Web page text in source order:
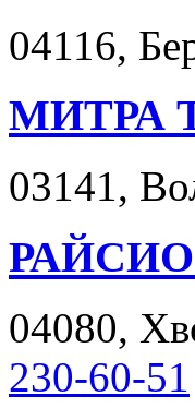
04116,
МИТРА
03141,
04080,
230-60-51